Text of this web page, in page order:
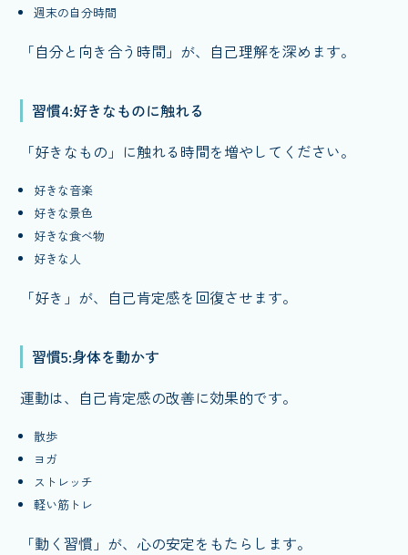
週末の自分時間
「自分と向き合う時間」が、自己理解を深めます。
習慣4:好きなものに触れる
「好きなもの」に触れる時間を増やしてください。
好きな音楽
好きな景色
好きな食べ物
好きな人
「好き」が、自己肯定感を回復させます。
習慣5:身体を動かす
運動は、自己肯定感の改善に効果的です。
散歩
ヨガ
ストレッチ
軽い筋トレ
「動く習慣」が、心の安定をもたらします。